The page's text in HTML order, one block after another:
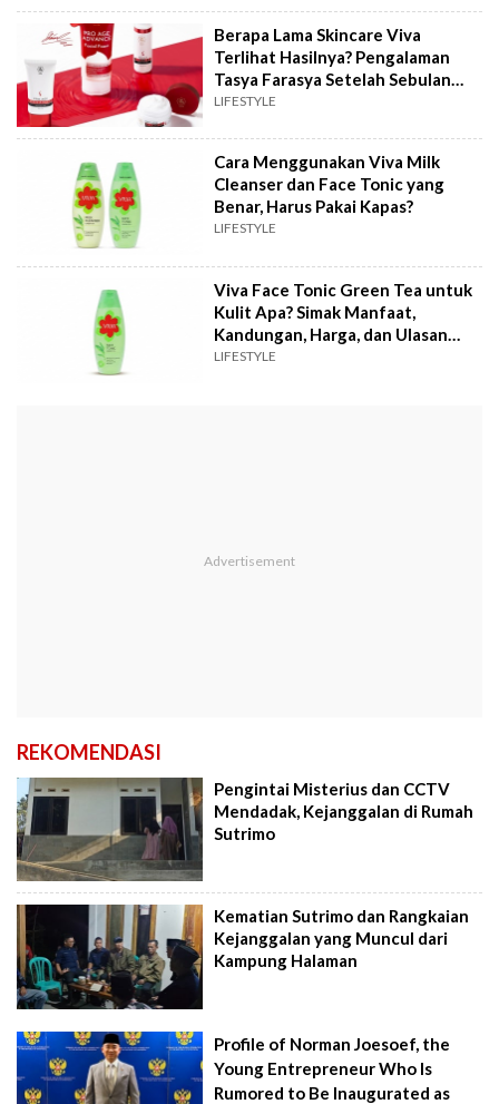
Berapa Lama Skincare Viva
Terlihat Hasilnya? Pengalaman
Tasya Farasya Setelah Sebulan
Pemakaian
LIFESTYLE
Cara Menggunakan Viva Milk
Cleanser dan Face Tonic yang
Benar, Harus Pakai Kapas?
LIFESTYLE
Viva Face Tonic Green Tea untuk
Kulit Apa? Simak Manfaat,
Kandungan, Harga, dan Ulasan
Pengguna
LIFESTYLE
REKOMENDASI
Pengintai Misterius dan CCTV
Mendadak, Kejanggalan di Rumah
Sutrimo
Kematian Sutrimo dan Rangkaian
Kejanggalan yang Muncul dari
Kampung Halaman
Profile of Norman Joesoef, the
Young Entrepreneur Who Is
Rumored to Be Inaugurated as